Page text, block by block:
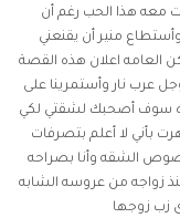
معه هذا الحب رغم أن
منير أن يقنعني
العامه اعلان هذه القصة
عرب نار وأستمرينا على
سوف أصحبك لشقتي لكي
بأني لا أعلم بتصرفات
الشقه وأنا بصراحه
زواجه من عروسه الشابه
زب زوجها